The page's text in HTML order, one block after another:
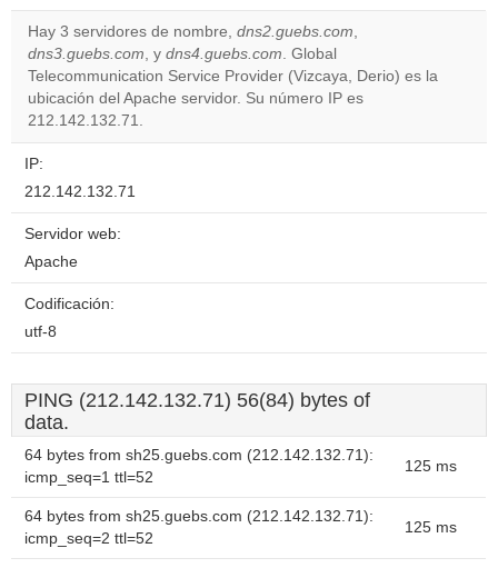
Do you
website?
Hay 3 servidores de nombre, dns2.guebs.com,
dns3.guebs.com, y dns4.guebs.com. Global
Telecommunication Service Provider (Vizcaya, Derio) es la
ubicación del Apache servidor. Su número IP es
212.142.132.71.
IP:
212.142.132.71
Servidor web:
Apache
Codificación:
utf-8
PING (212.142.132.71) 56(84) bytes of
data.
64 bytes from sh25.guebs.com (212.142.132.71):
icmp_seq=1 ttl=52
125 ms
64 bytes from sh25.guebs.com (212.142.132.71):
icmp_seq=2 ttl=52
125 ms